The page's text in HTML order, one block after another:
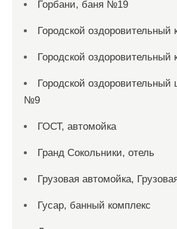
Горбани, баня №19
Городской оздоровительный
Городской оздоровительный
Городской оздоровительный
№9
ГОСТ, автомойка
Гранд Сокольники, отель
Грузовая автомойка,
Гусар, банный комплекс